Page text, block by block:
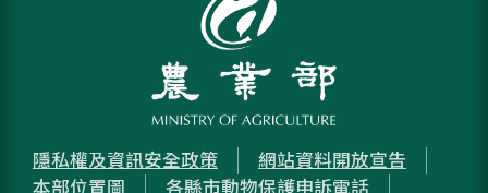
隱私權及資訊安全政策
網站資料開放宣告
本部位置圖
各縣市動物保護申訴電話